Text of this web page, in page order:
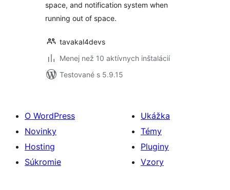
space, and notification system when
running out of space.
tavakal4devs
Menej než 10 aktívnych inštalácií
Testované s 5.9.15
O WordPress
Novinky
Hosting
Súkromie
Ukážka
Témy
Pluginy
Vzory